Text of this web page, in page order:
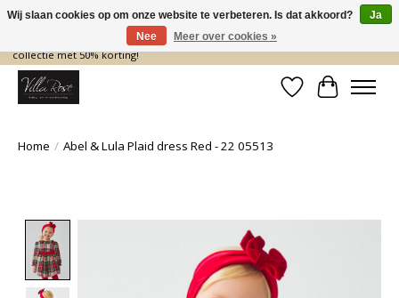
De nieuwe collectie komt eraan… en wij maken ruimte! Shop nu de zomer
collectie met 50% korting!
Verlanglijst
Home / Abel & Lula Plaid dress Red - 22 05513
Product image slideshow Items
Wij slaan cookies op om onze website te verbeteren. Is dat akkoord?
Ja
Nee
Meer over cookies »